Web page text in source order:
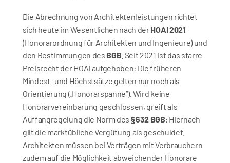
Die Abrechnung von Architektenleistungen richtet
sich heute im Wesentlichen nach der HOAI 2021
(Honorarordnung für Architekten und Ingenieure) und
den Bestimmungen des BGB . Seit 2021 ist das starre
Preisrecht der HOAI aufgehoben: Die früheren
Mindest- und Höchstsätze gelten nur noch als
Orientierung („Honorarspanne“). Wird keine
Honorarvereinbarung geschlossen, greift als
Auffangregelung die Norm des § 632 BGB: Hiernach
gilt die marktübliche Vergütung als geschuldet.
Architekten müssen bei Verträgen mit Verbrauchern
zudem auf die Möglichkeit abweichender Honorare